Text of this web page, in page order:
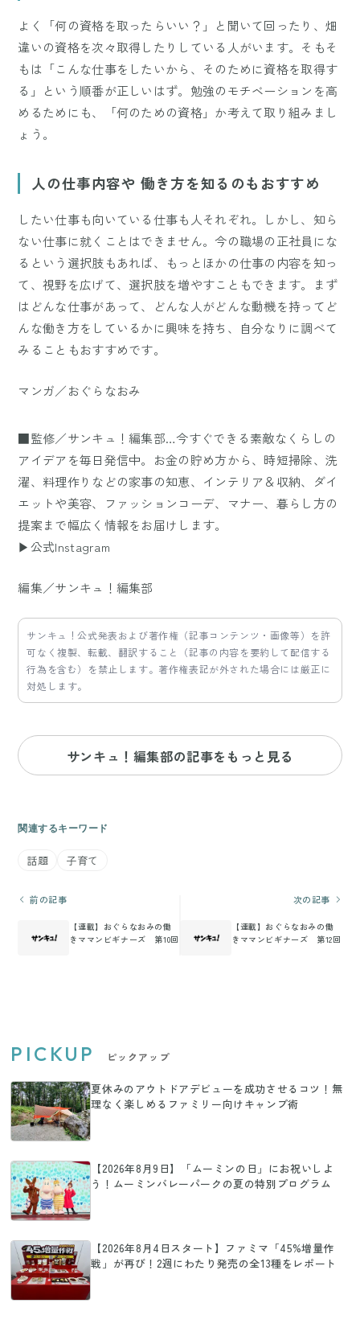
よく「何の資格を取ったらいい？」と聞いて回ったり、畑
違いの資格を次々取得したりしている人がいます。そもそ
もは「こんな仕事をしたいから、そのために資格を取得す
る」という順番が正しいはず。勉強のモチベーションを高
めるためにも、「何のための資格」か考えて取り組みまし
ょう。
人の仕事内容や 働き方を知るのもおすすめ
したい仕事も向いている仕事も人それぞれ。しかし、知ら
ない仕事に就くことはできません。今の職場の正社員にな
るという選択肢もあれば、もっとほかの仕事の内容を知っ
て、視野を広げて、選択肢を増やすこともできます。まず
はどんな仕事があって、どんな人がどんな動機を持ってど
んな働き方をしているかに興味を持ち、自分なりに調べて
みることもおすすめです。
マンガ／おぐらなおみ
■監修／サンキュ！編集部…今すぐできる素敵なくらしの
アイデアを毎日発信中。お金の貯め方から、時短掃除、洗
濯、料理作りなどの家事の知恵、インテリア＆収納、ダイ
エットや美容、ファッションコーデ、マナー、暮らし方の
提案まで幅広く情報をお届けします。
▶公式Instagram
編集／サンキュ！編集部
サンキュ！公式発表および著作権（記事コンテンツ・画像等）を許
可なく複製、転載、翻訳すること（記事の内容を要約して配信する
行為を含む）を禁止します。著作権表記が外された場合には厳正に
対処します。
サンキュ！編集部の記事をもっと見る
関連するキーワード
話題 子育て
前の記事
【連載】おぐらなおみの働
きママンビギナーズ 第10回
次の記事
【連載】おぐらなおみの働
きママンビギナーズ 第12回
PICKUP ピックアップ
夏休みのアウトドアデビューを成功させるコツ！無
理なく楽しめるファミリー向けキャンプ術
【2026年8月9日】「ムーミンの日」にお祝いしよ
う！ムーミンバレーパークの夏の特別プログラム
【2026年8月4日スタート】ファミマ「45%増量作
戦」が再び！2週にわたり発売の全13種をレポート